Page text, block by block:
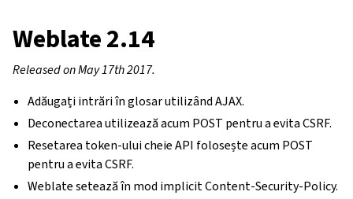
Weblate 2.14
Released on May 17th 2017.
Adăugați intrări în glosar utilizând AJAX.
Deconectarea utilizează acum POST pentru a evita CSRF.
Resetarea token-ului cheie API folosește acum POST
pentru a evita CSRF.
Weblate setează în mod implicit Content-Security-Policy.